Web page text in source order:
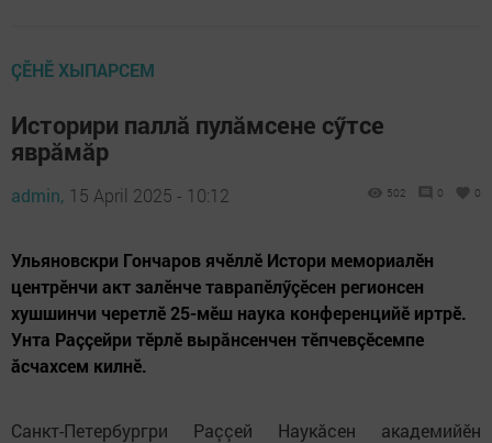
ÇӖНӖ ХЫПАРСЕМ
Историри паллă пулăмсене сӳтсе
яврăмăр
admin, 15 April 2025 - 10:12 502 0 0
Ульяновскри Гончаров ячӗллӗ Истори мемориалӗн
центрӗнчи акт залӗнче таврапӗлӳçӗсен регионсен
хушшинчи черетлӗ 25-мӗш наука конференцийӗ иртрӗ.
Унта Раççейри тӗрлӗ вырăнсенчен тӗпчевçӗсемпе
ăсчахсем килнӗ.
Санкт-Петербургри Раççей Наукăсен академийӗн